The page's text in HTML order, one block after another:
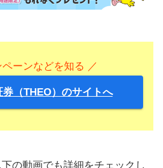
ペーンなどを知る ／
（THEO）のサイトへ
の動画でも詳細をチェックし